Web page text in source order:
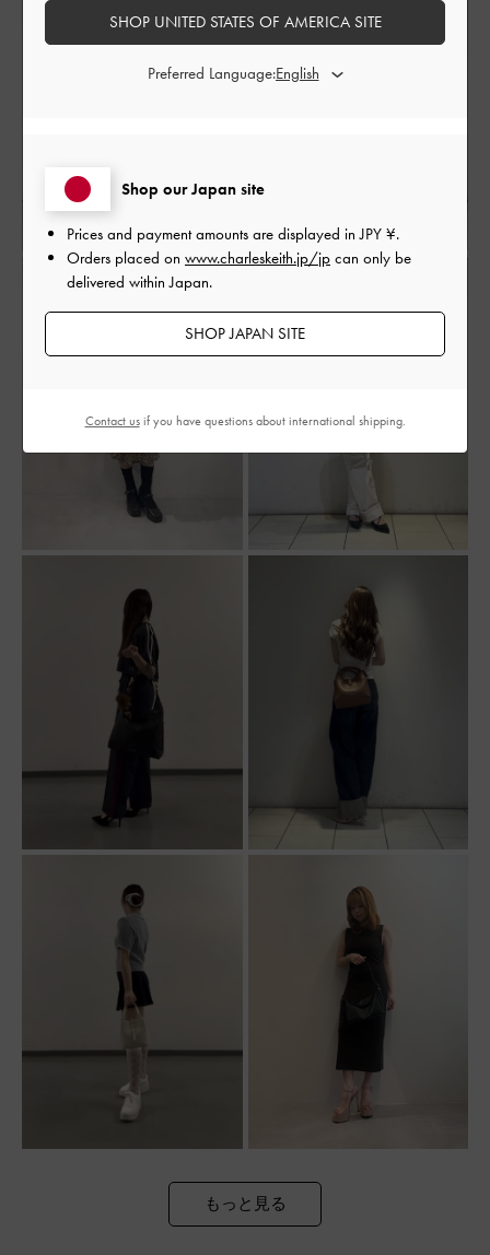
もっと見る
Shop our Japan site
Prices and payment amounts are displayed inJPY ¥.
Orders placed on www.charleskeith.jp/jp can only be
delivered within Japan.
SHOP JAPAN SITE
SHOP UNITED STATES OF AMERICA SITE
Preferred Language:
Contact usif you have questions about international shipping.